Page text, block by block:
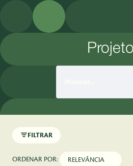
Pular para o Conteúdo principal
FILTRAR
ORDENAR POR: